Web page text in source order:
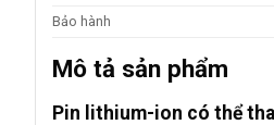
Bảo hành
Mô tả sản phẩm
Pin lithium-ion có thể